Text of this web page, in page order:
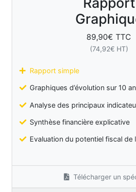
89,90€ TTC
(74,92€ HT)
Rapport simple
Graphiques d’évolution sur 10
Analyse des principaux
Synthèse financière explicative
Evaluation du potentiel fiscal de
Télécharger un